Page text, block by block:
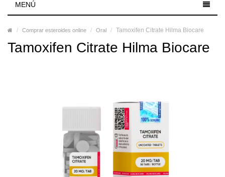
MENÚ
Comprar esteroides online Oral Tamoxifen Citrate Hilma Biocare
Tamoxifen Citrate Hilma Biocare